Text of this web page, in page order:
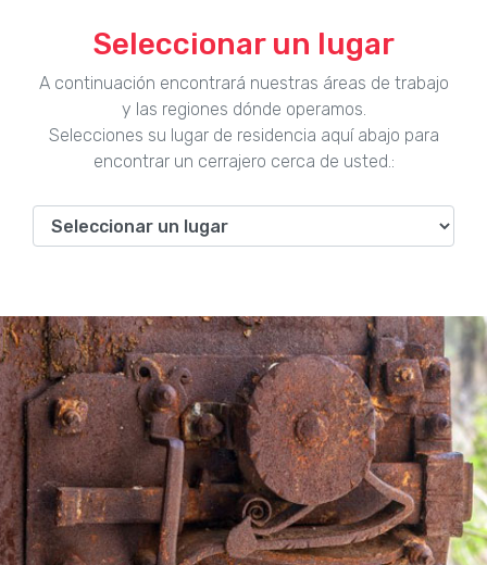
Seleccionar un lugar
A continuación encontrará nuestras áreas de trabajo
y las regiones dónde operamos.
Selecciones su lugar de residencia aquí abajo para
encontrar un cerrajero cerca de usted.: